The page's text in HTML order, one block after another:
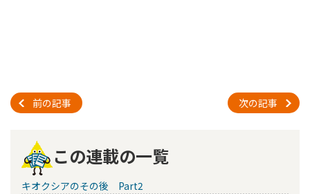
前の記事 次の記事
この連載の一覧
キオクシアのその後 Part2